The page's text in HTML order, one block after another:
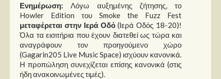
Ενημέρωση: Λόγω αυξημένης ζήτησης, το
Howler Edition του Smoke the Fuzz Fest​
μεταφέρεται στην Ιερά Οδό(Ιερά Οδός 18-20)!
Όλα τα εισιτήρια που έχουν διατεθεί ως τώρα και
αναγράφουν τον προηγούμενο χώρο
(Gagarin205 Live Music Space) ισχύουν κανονικά.
Η προπώληση συνεχίζεται επίσης κανονικά (στις
ήδη ανακοινωμένες τιμές).